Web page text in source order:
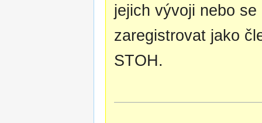
jejich vývoji nebo se
zaregistrovat jako
STOH.